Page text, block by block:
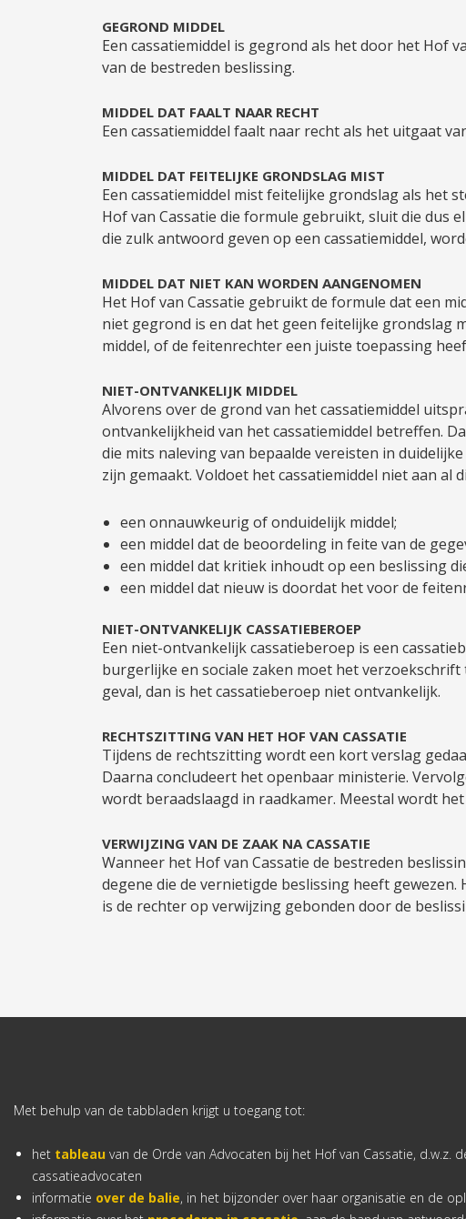
GEGROND MIDDEL
Een cassatiemiddel is gegrond als het door het Hof
van de bestreden beslissing.
MIDDEL DAT FAALT NAAR RECHT
Een cassatiemiddel faalt naar recht als het uitgaat
MIDDEL DAT FEITELIJKE GRONDSLAG MIST
Een cassatiemiddel mist feitelijke grondslag als het
Hof van Cassatie die formule gebruikt, sluit die dus
die zulk antwoord geven op een cassatiemiddel,
MIDDEL DAT NIET KAN WORDEN AANGENOMEN
Het Hof van Cassatie gebruikt de formule dat een
niet gegrond is en dat het geen feitelijke grondslag
middel, of de feitenrechter een juiste toepassing
NIET-ONTVANKELIJK MIDDEL
Alvorens over de grond van het cassatiemiddel
ontvankelijkheid van het cassatiemiddel betreffen.
die mits naleving van bepaalde vereisten in
zijn gemaakt. Voldoet het cassatiemiddel niet aan
een onnauwkeurig of onduidelijk middel;
een middel dat de beoordeling in feite van de
een middel dat kritiek inhoudt op een beslissing
een middel dat nieuw is doordat het voor de
NIET-ONTVANKELIJK CASSATIEBEROEP
Een niet-ontvankelijk cassatieberoep is een
burgerlijke en sociale zaken moet het
geval, dan is het cassatieberoep niet ontvankelijk.
RECHTSZITTING VAN HET HOF VAN CASSATIE
Tijdens de rechtszitting wordt een kort verslag
Daarna concludeert het openbaar ministerie.
wordt beraadslaagd in raadkamer. Meestal wordt
VERWIJZING VAN DE ZAAK NA CASSATIE
Wanneer het Hof van Cassatie de bestreden
degene die de vernietigde beslissing heeft
is de rechter op verwijzing gebonden door de
Met behulp van de tabbladen krijgt u toegang tot:
het tableau van de Orde van Advocaten bij het Hof van Cassatie, d.w.z.
cassatieadvocaten
informatie over de balie, in het bijzonder over haar organisatie en de